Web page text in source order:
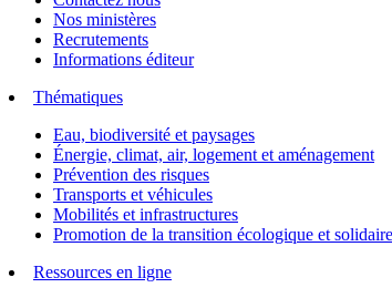
Nos ministères
Recrutements
Informations éditeur
Thématiques
Eau, biodiversité et paysages
Énergie, climat, air, logement et aménagement
Prévention des risques
Transports et véhicules
Mobilités et infrastructures
Promotion de la transition écologique et solidaire
Ressources en ligne